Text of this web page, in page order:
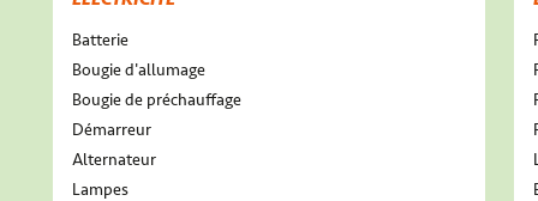
Batterie
Bougie d'allumage
Bougie de préchauffage
Démarreur
Alternateur
Lampes